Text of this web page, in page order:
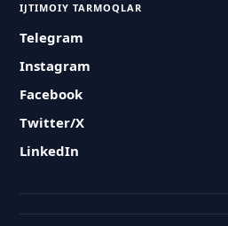
IJTIMOIY TARMOQLAR
Telegram
Instagram
Facebook
Twitter/X
LinkedIn